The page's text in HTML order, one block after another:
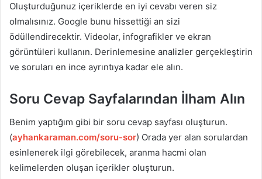
Oluşturduğunuz içeriklerde en iyi cevabı veren siz
olmalısınız. Google bunu hissettiği an sizi
ödüllendirecektir. Videolar, infografikler ve ekran
görüntüleri kullanın. Derinlemesine analizler gerçekleştirin
ve soruları en ince ayrıntıya kadar ele alın.
Soru Cevap Sayfalarından İlham Alın
Benim yaptığım gibi bir soru cevap sayfası oluşturun.
(ayhankaraman.com/soru-sor) Orada yer alan sorulardan
esinlenerek ilgi görebilecek, aranma hacmi olan
kelimelerden oluşan içerikler oluşturun.